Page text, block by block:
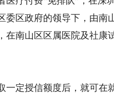
区政府的领导下，由南
南山区区属医院及社康
定授信额度后，就可在